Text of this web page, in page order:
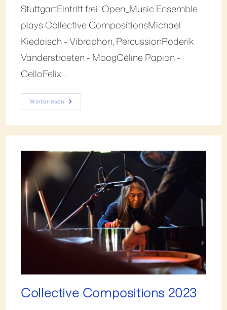
StuttgartEintritt frei Open_Music Ensemble
plays Collective CompositionsMichael
Kiedaisch - Vibraphon, PercussionRoderik
Vanderstraeten - MoogCéline Papion -
CelloFelix…
Weiterlesen
Collective Compositions 2023